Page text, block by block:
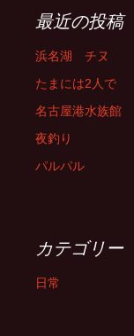
最近の投稿
浜名湖 チヌ
たまには2人で
名古屋港水族館
夜釣り
パルパル
カテゴリー
日常